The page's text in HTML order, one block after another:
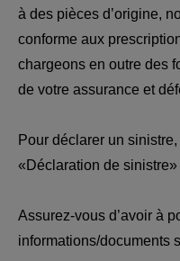
à des pièces d’origine,
conforme aux
chargeons en outre des
de votre assurance et
Pour déclarer un
«Déclaration de
Assurez-vous d’avoir à
informations/documents